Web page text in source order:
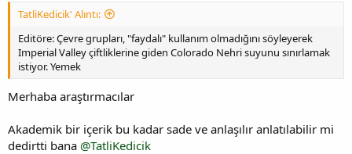
TatliKedicik' Alıntı:
Editöre: Çevre grupları, "faydalı" kullanım olmadığını söyleyerek
Imperial Valley çiftliklerine giden Colorado Nehri suyunu sınırlamak
istiyor. Yemek
Merhaba araştırmacılar
Akademik bir içerik bu kadar sade ve anlaşılır anlatılabilir mi
dedirtti bana @TatliKedicik